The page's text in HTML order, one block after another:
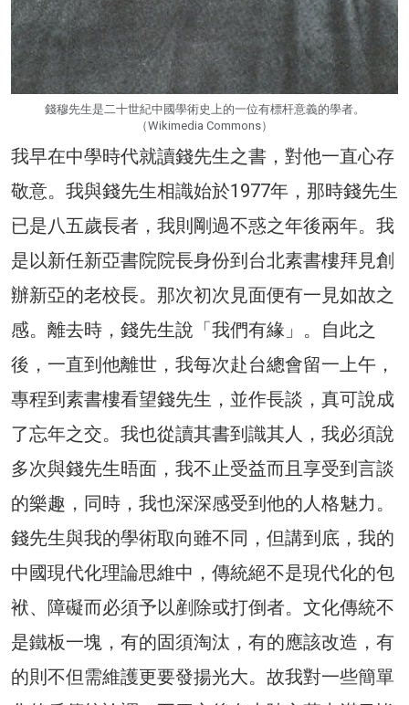
錢穆先生是二十世紀中國學術史上的一位有標杆意義的學者。
（Wikimedia Commons）
我早在中學時代就讀錢先生之書，對他一直心存
敬意。我與錢先生相識始於1977年，那時錢先生
已是八五歲長者，我則剛過不惑之年後兩年。我
是以新任新亞書院院長身份到台北素書樓拜見創
辦新亞的老校長。那次初次見面便有一見如故之
感。離去時，錢先生說「我們有緣」。自此之
後，一直到他離世，我每次赴台總會留一上午，
專程到素書樓看望錢先生，並作長談，真可說成
了忘年之交。我也從讀其書到識其人，我必須說
多次與錢先生晤面，我不止受益而且享受到言談
的樂趣，同時，我也深深感受到他的人格魅力。
錢先生與我的學術取向雖不同，但講到底，我的
中國現代化理論思維中，傳統絕不是現代化的包
袱、障礙而必須予以剷除或打倒者。文化傳統不
是鐵板一塊，有的固須淘汰，有的應該改造，有
的則不但需維護更要發揚光大。故我對一些簡單